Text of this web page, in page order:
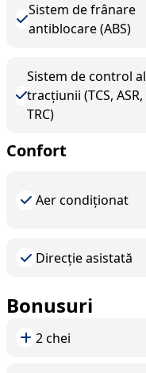
Sistem de frânare
antiblocare (ABS)
Sistem de control al
tracțiunii (TCS, ASR,
TRC)
Confort
Aer condiționat
Direcție asistată
Bonusuri
2 chei